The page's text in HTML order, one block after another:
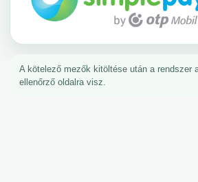
A kötelező mezők kitöltése után a rendszer
ellenőrző oldalra visz.